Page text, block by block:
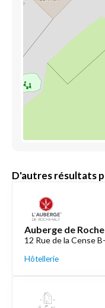
D'autres résultats
Auberge de
12 Rue de la Cense
Hôtellerie